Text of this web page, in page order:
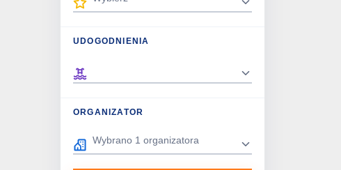
UDOGODNIENIA
ORGANIZATOR